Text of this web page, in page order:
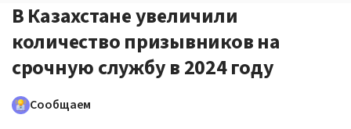
В Казахстане увеличили
количество призывников на
срочную службу в 2024 году
Сообщаем